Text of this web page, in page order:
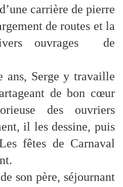
carrière de pierre
de routes et la
ouvrages de
ans, Serge y travaille
de bon cœur
des ouvriers
il les dessine, puis
fêtes de Carnaval
son père, séjournant